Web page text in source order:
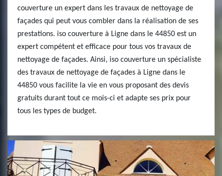
couverture un expert dans les travaux de nettoyage de
façades qui peut vous combler dans la réalisation de ses
prestations. iso couverture à Ligne dans le 44850 est un
expert compétent et efficace pour tous vos travaux de
nettoyage de façades. Ainsi, iso couverture un spécialiste
des travaux de nettoyage de façades à Ligne dans le
44850 vous facilite la vie en vous proposant des devis
gratuits durant tout ce mois-ci et adapte ses prix pour
tous les types de budget.